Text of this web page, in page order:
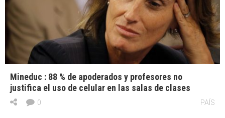
Mineduc : 88 % de apoderados y profesores no
justifica el uso de celular en las salas de clases
PAÍS
0